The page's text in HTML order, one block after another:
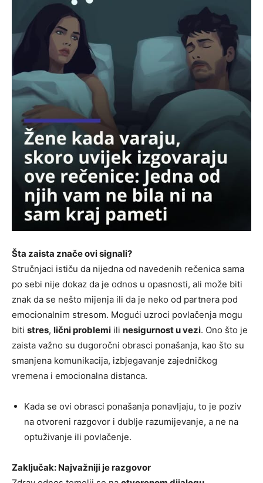
Šta zaista znače ovi signali?
Stručnjaci ističu da nijedna od navedenih rečenica sama
po sebi nije dokaz da je odnos u opasnosti, ali može biti
znak da se nešto mijenja ili da je neko od partnera pod
emocionalnim stresom. Mogući uzroci povlačenja mogu
biti stres, lični problemi ili nesigurnost u vezi. Ono što je
zaista važno su dugoročni obrasci ponašanja, kao što su
smanjena komunikacija, izbjegavanje zajedničkog
vremena i emocionalna distanca.
Kada se ovi obrasci ponašanja ponavljaju, to je poziv
na otvoreni razgovor i dublje razumijevanje, a ne na
optuživanje ili povlačenje.
Zaključak: Najvažniji je razgovor